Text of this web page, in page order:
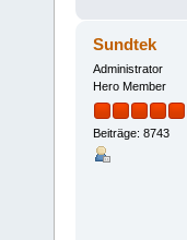
Sundtek
Administrator
Hero Member
Beiträge: 8743